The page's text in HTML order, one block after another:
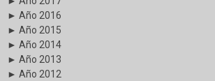
► Año 2016
► Año 2015
► Año 2014
► Año 2013
► Año 2012